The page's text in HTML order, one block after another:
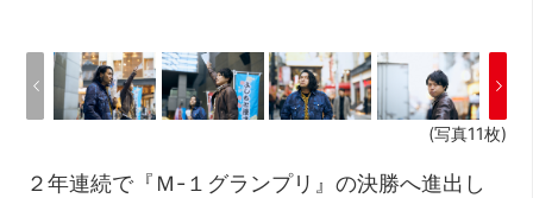
(写真11枚)
２年連続で『Ｍ-１グランプリ』の決勝へ進出し